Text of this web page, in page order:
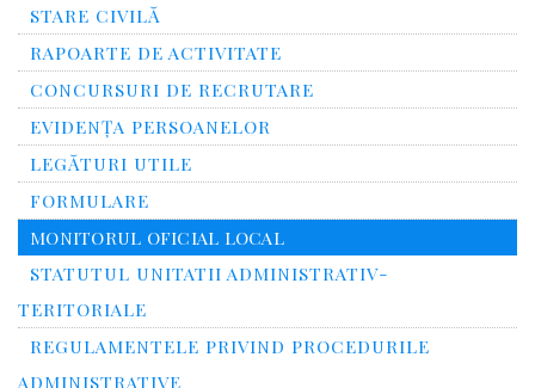
STARE CIVILĂ
RAPOARTE DE ACTIVITATE
CONCURSURI DE RECRUTARE
EVIDENȚA PERSOANELOR
LEGĂTURI UTILE
FORMULARE
MONITORUL OFICIAL LOCAL
STATUTUL UNITATII ADMINISTRATIV-
TERITORIALE
REGULAMENTELE PRIVIND PROCEDURILE
ADMINISTRATIVE